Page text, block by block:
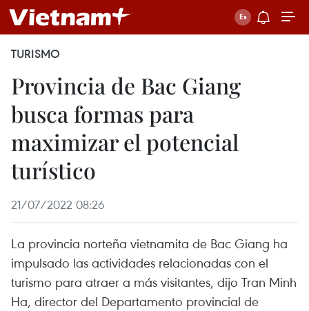
TURISMO
Provincia de Bac Giang
busca formas para
maximizar el potencial
turístico
21/07/2022 08:26
La provincia norteña vietnamita de Bac Giang ha
impulsado las actividades relacionadas con el
turismo para atraer a más visitantes, dijo Tran Minh
Ha, director del Departamento provincial de